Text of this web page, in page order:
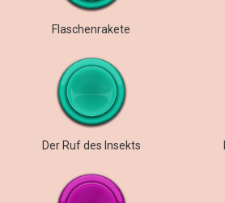
Flaschenrakete
Der Ruf des Insekts